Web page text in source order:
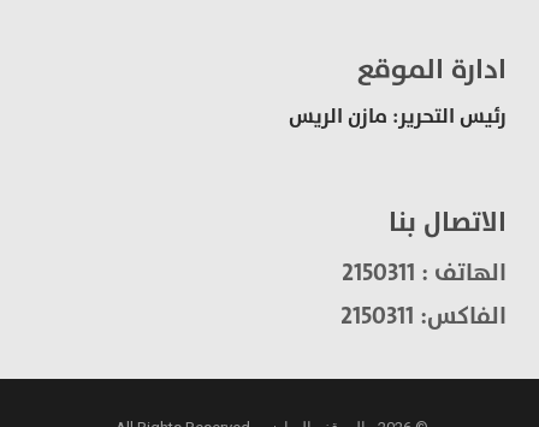
ادارة الموقع
رئيس التحرير: مازن الريس
الاتصال بنا
الهاتف : 2150311
الفاكس: 2150311